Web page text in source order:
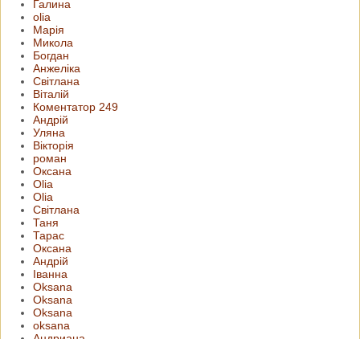
Галина
olia
Марія
Микола
Богдан
Анжеліка
Світлана
Віталій
Коментатор 249
Андрій
Уляна
Вікторія
роман
Оксана
Olia
Olia
Світлана
Таня
Тарас
Оксана
Андрій
Іванна
Oksana
Oksana
Oksana
oksana